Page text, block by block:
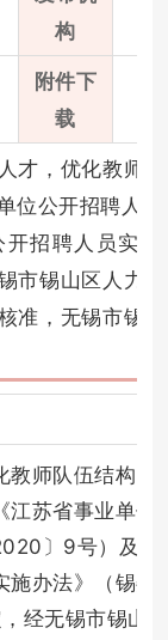
构
附件下
载
才，优化教师
位公开招聘人
开招聘人员实
市锡山区人力
准，无锡市锡
师队伍结构，
苏省事业单位
〕9号）及
办法》（锡委
经无锡市锡山